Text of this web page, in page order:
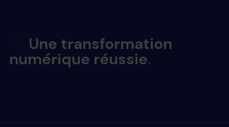
Une transformation
numérique réussie